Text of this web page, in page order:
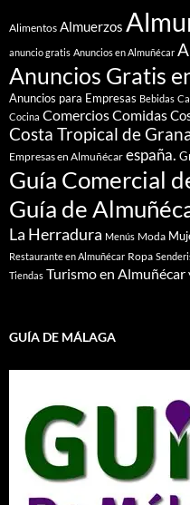
Alimentos Almuerzos
anuncio gratis Anuncios en Almuñécar
Anuncios Gratis
Anuncios para Empresas Bebidas
Cocina ComerciosComidas
Costa Tropical de
Empresas en Almuñécar españa.
Guía Comercial
Guía de
La Herradura Menús Moda
Restaurante en Almuñécar Ropa
Tiendas Turismo en Almuñécar
GUÍA DE MÁLAGA